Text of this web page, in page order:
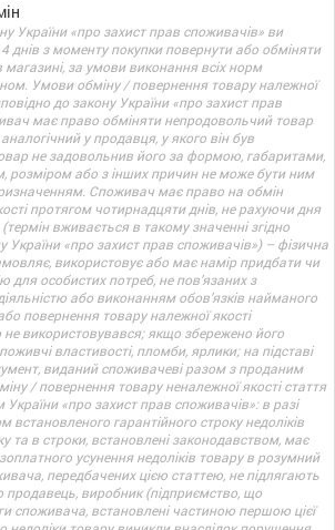
України «про захист прав споживачів» ви
днів з моменту покупки повернути або обміняти
за умови виконання всіх норм
Умови обміну / повернення товару належної
до закону України «про захист прав
має право обміняти непродовольчий товар
у продавця, у якого він був
не задовольнив його за формою, габаритами,
розміром або з інших причин не може бути ним
Споживач має право на обмін
протягом чотирнадцяти днів, не рахуючи дня
вживається в такому значенні згідно
України «про захист прав споживачів») – фізична
використовує або має намір придбати чи
для особистих потреб, не пов’язаних з
або виконанням обов’язків найманого
повернення товару належної якості
використовувався; якщо збережено його
властивості, пломби, ярлики; на підставі
виданий споживачеві разом з проданим
/ повернення товару неналежної якості стаття
України «про захист прав споживачів»: в разі
встановленого гарантійного строку недоліків
та в строки, встановлені законодавством, має
усунення недоліків товару в розумний
передбачених цією статтею, не підлягають
виробник (підприємство, що
споживача, встановлені частиною першою цієї